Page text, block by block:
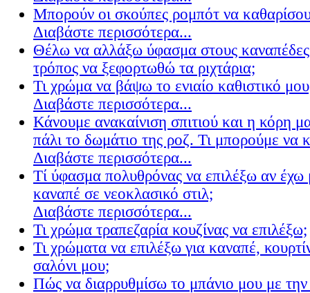
Μπορούν οι σκούπες ρομπότ να
Διαβάστε περισσότερα...
Θέλω να αλλάξω ύφασμα στους
τρόπος να ξεφορτωθώ τα ριχτάρια;
Τι χρώμα να βάψω το ενιαίο καθιστικό
Διαβάστε περισσότερα...
Κάνουμε ανακαίνιση σπιτιού και η κόρη
πάλι το δωμάτιο της ροζ. Τι μπορούμε να
Διαβάστε περισσότερα...
Τί ύφασμα πολυθρόνας να επιλέξω αν έχω
καναπέ σε νεοκλασικό στιλ;
Διαβάστε περισσότερα...
Τι χρώμα τραπεζαρία κουζίνας να επιλέξω;
Τι χρώματα να επιλέξω για καναπέ,
σαλόνι μου;
Πώς να διαρρυθμίσω το μπάνιο μου με την